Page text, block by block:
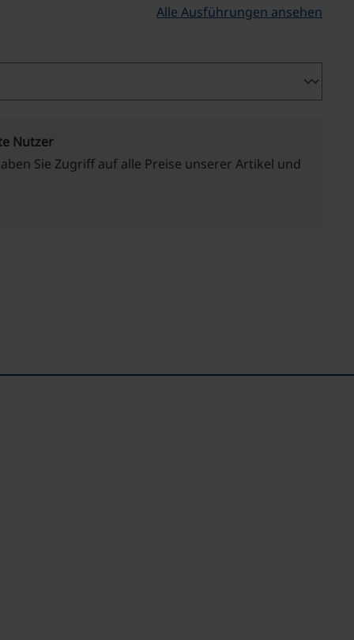
Alle Ausführungen ansehen
Nutzer
Sie Zugriff auf alle Preise unserer Artikel und